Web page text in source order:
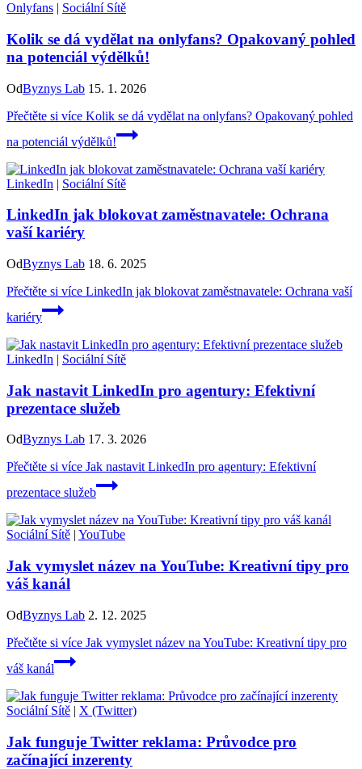
Onlyfans | Sociální Sítě
Kolik se dá vydělat na onlyfans? Opakovaný pohled
na potenciál výdělků!
OdByznys Lab 15. 1. 2026
Přečtěte si více Kolik se dá vydělat na onlyfans? Opakovaný pohled
na potenciál výdělků!
LinkedIn | Sociální Sítě
LinkedIn jak blokovat zaměstnavatele: Ochrana
vaší kariéry
OdByznys Lab 18. 6. 2025
Přečtěte si více LinkedIn jak blokovat zaměstnavatele: Ochrana vaší
kariéry
LinkedIn | Sociální Sítě
Jak nastavit LinkedIn pro agentury: Efektivní
prezentace služeb
OdByznys Lab 17. 3. 2026
Přečtěte si více Jak nastavit LinkedIn pro agentury: Efektivní
prezentace služeb
Sociální Sítě | YouTube
Jak vymyslet název na YouTube: Kreativní tipy pro
váš kanál
OdByznys Lab 2. 12. 2025
Přečtěte si více Jak vymyslet název na YouTube: Kreativní tipy pro
váš kanál
Sociální Sítě | X (Twitter)
Jak funguje Twitter reklama: Průvodce pro
začínající inzerenty